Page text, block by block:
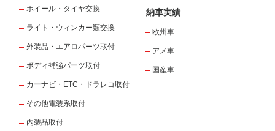
ホイール・タイヤ交換
ライト・ウィンカー類交換
外装品・エアロパーツ取付
ボディ補強パーツ取付
カーナビ・ETC・ドラレコ取付
その他電装系取付
内装品取付
納車実績
欧州車
アメ車
国産車